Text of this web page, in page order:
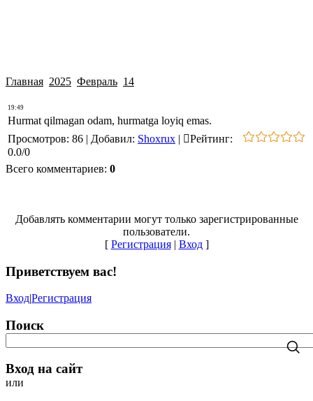
Главная 2025 Февраль 14
19:49
Hurmat qilmagan odam, hurmatga loyiq emas.
Просмотров: 86 | Добавил: Shoxrux | Рейтинг:
0.0/0
Всего комментариев: 0
Добавлять комментарии могут только зарегистрированные
пользователи.
[ Регистрация| Вход]
Приветствуем вас!
Вход|Регистрация
Поиск
Вход на сайт
или